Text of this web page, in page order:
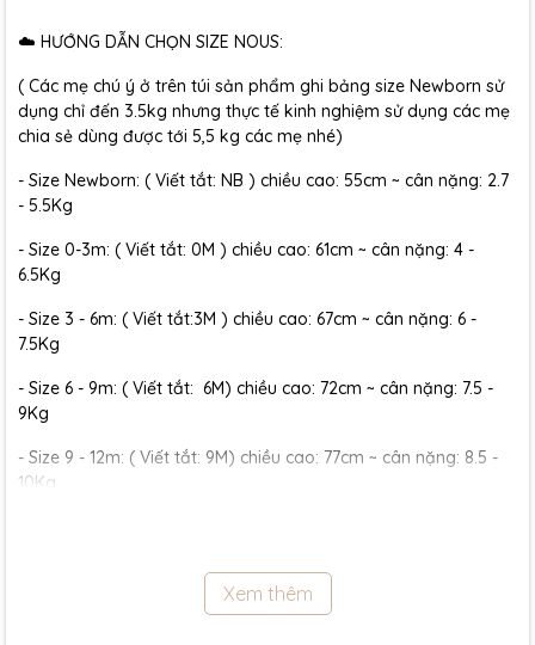
☁️ HƯỚNG DẪN CHỌN SIZE NOUS:
( Các mẹ chú ý ở trên túi sản phẩm ghi bảng size Newborn sử
dụng chỉ đến 3.5kg nhưng thực tế kinh nghiệm sử dụng các mẹ
chia sẻ dùng được tới 5,5 kg các mẹ nhé)
- Size Newborn: ( Viết tắt: NB ) chiều cao: 55cm ~ cân nặng: 2.7
- 5.5Kg
- Size 0-3m: ( Viết tắt: 0M ) chiều cao: 61cm ~ cân nặng: 4 -
6.5Kg
- Size 3 - 6m: ( Viết tắt:3M ) chiều cao: 67cm ~ cân nặng: 6 -
7.5Kg
- Size 6 - 9m: ( Viết tắt: 6M) chiều cao: 72cm ~ cân nặng: 7.5 -
9Kg
- Size 9 - 12m: ( Viết tắt: 9M) chiều cao: 77cm ~ cân nặng: 8.5 -
10Kg
- Size 18 - 24m:( Viết tắt: 18M) chiều cao: 86cm ~ cân nặng: 11.5 -
Xem thêm